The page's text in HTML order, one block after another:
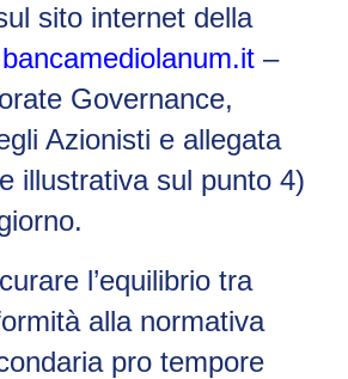
sito internet della
–
Governance,
Azionisti e allegata
illustrativa sul punto 4)
l’equilibrio tra
alla normativa
pro tempore